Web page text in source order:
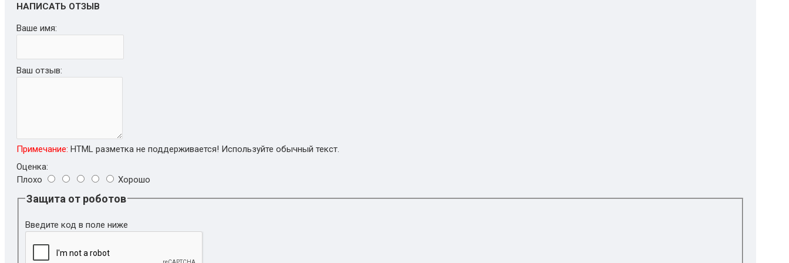
НАПИСАТЬ ОТЗЫВ
Ваше имя:
Ваш отзыв:
Примечание: HTML разметка не поддерживается! Используйте обычный текст.
Оценка:
Плохо
Хорошо
Защита от роботов
Введите код в поле ниже